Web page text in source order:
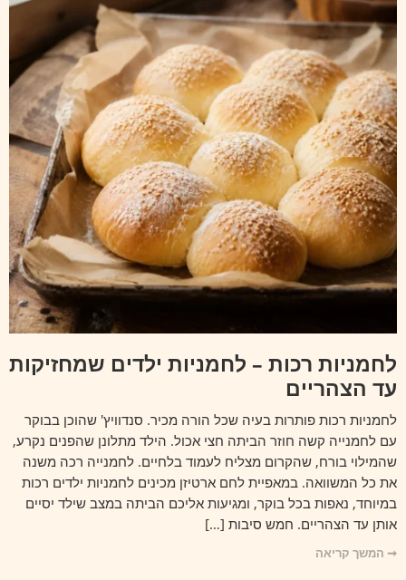
לחמניות רכות – לחמניות ילדים שמחזיקות
עד הצהריים
לחמניות רכות פותרות בעיה שכל הורה מכיר. סנדוויץ' שהוכן בבוקר
עם לחמנייה קשה חוזר הביתה חצי אכול. הילד מתלונן שהפנים נקרע,
שהמילוי בורח, שהקרום מצליח לעמוד בלחיים. לחמנייה רכה משנה
את כל המשוואה. במאפיית לחם ארטיזן מכינים לחמניות ילדים רכות
במיוחד, נאפות בכל בוקר, ומגיעות אליכם הביתה במצב שילד יסיים
אותן עד הצהריים. חמש סיבות […]
➞ המשך קריאה